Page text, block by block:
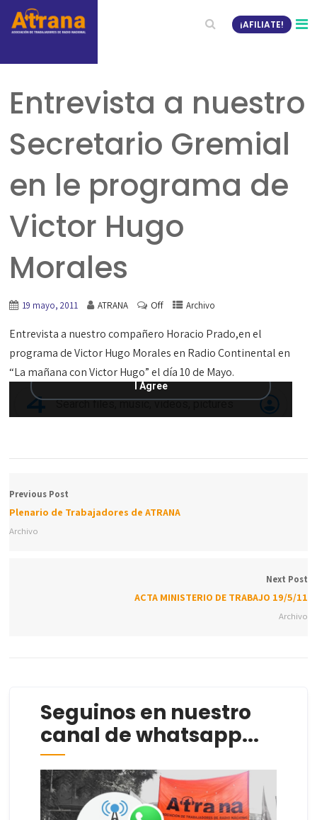
¡AFILIATE!
Entrevista a nuestro
Secretario Gremial
en le programa de
Victor Hugo
Morales
19 mayo, 2011 ATRANA Off Archivo
Entrevista a nuestro compañero Horacio Prado,en el
programa de Victor Hugo Morales en Radio Continental en
“La mañana con Victor Hugo” el día 10 de Mayo.
Previous Post
Plenario de Trabajadores de ATRANA
Archivo
Next Post
ACTA MINISTERIO DE TRABAJO 19/5/11
Archivo
Seguinos en nuestro
canal de whatsapp...